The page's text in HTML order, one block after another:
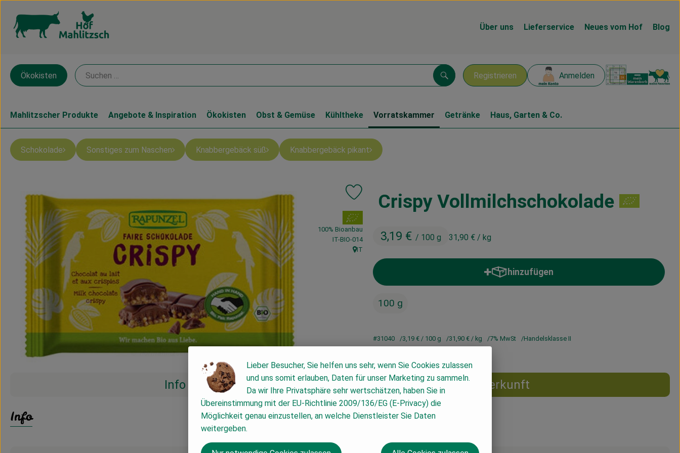
Über uns Lieferservice Neues vom Hof Blog
Registrieren Anmelden
Suchen
Ökokisten
Mahlitzscher Produkte Angebote & Inspiration Ökokisten Obst & Gemüse Kühltheke Vorratskammer Getränke Haus, Garten & Co.
Schokolade Sonstiges zum Naschen Knabbergebäck süß Knabbergebäck pikant
Crispy Vollmilchschokolade
3,19 € / 100 g 31,90 € / kg
Produkt zu Favouriten hinzufügen
, Verband:
100% Bioanbau
, Kontrollstelle:
IT-BIO-014
, Herkunft:
IT
hinzufügen
Produkt zum Warenkorb hinzufügen
100 g
#31040 3,19 € / 100 g 31,90 € / kg 7% MwSt Handelsklasse II
Info Herkunft
Info
Lieber Besucher, Sie helfen uns sehr, wenn Sie Cookies zulassen
und uns somit erlauben, Daten für unser Marketing zu sammeln.
Da wir Ihre Privatsphäre sehr wertschätzen, haben Sie in
Übereinstimmung mit der EU-Richtlinie 2009/136/EG (E-Privacy) die
Möglichkeit genau einzustellen, an welche Dienstleister Sie Daten
weitergeben.